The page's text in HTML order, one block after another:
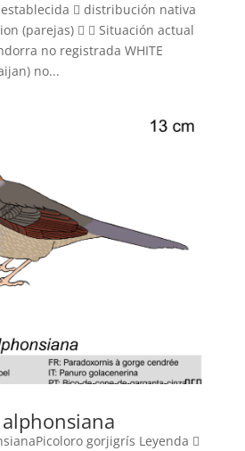
 distribución nativa
(parejas)   Situación actual
no registrada WHITE
no...
gorjigrís Leyenda 